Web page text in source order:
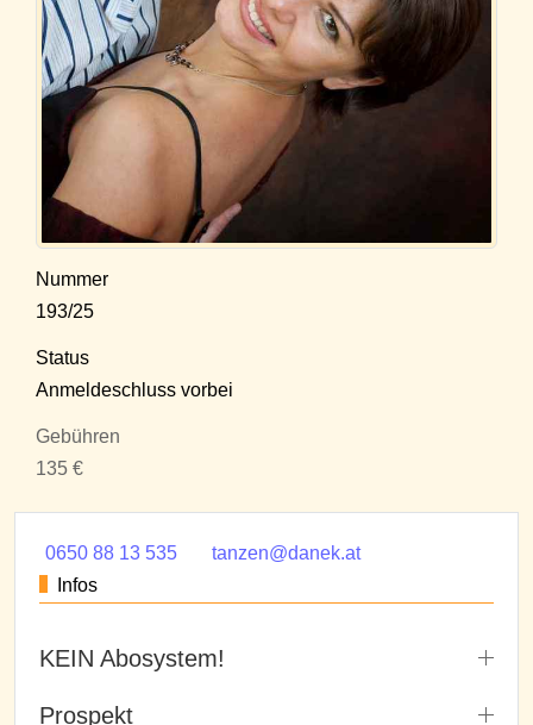
Nummer
193/25
Status
Anmeldeschluss vorbei
Gebühren
135 €
0650 88 13 535
tanzen@danek.at
Infos
KEIN Abosystem!
Prospekt